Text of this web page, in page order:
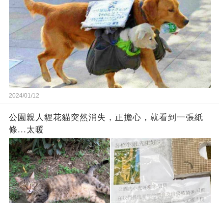
2024/01/12
公園親人貍花貓突然消失，正擔心，就看到一張紙
條...太暖